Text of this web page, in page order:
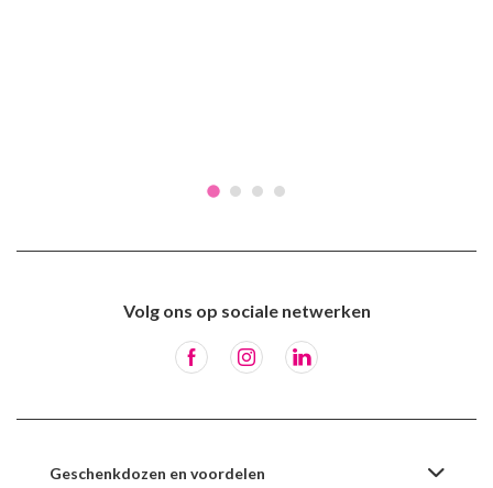
Volg ons op sociale netwerken
Geschenkdozen en voordelen